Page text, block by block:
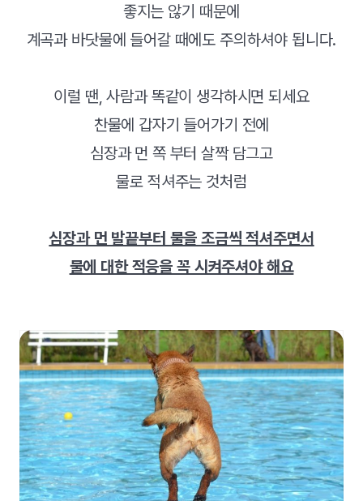
좋지는 않기 때문에
계곡과 바닷물에 들어갈 때에도 주의하셔야 됩니다.
이럴 땐, 사람과 똑같이 생각하시면 되세요
찬물에 갑자기 들어가기 전에
심장과 먼 쪽 부터 살짝 담그고
물로 적셔주는 것처럼
심장과 먼 발끝부터 물을 조금씩 적셔주면서
물에 대한 적응을 꼭 시켜주셔야 해요